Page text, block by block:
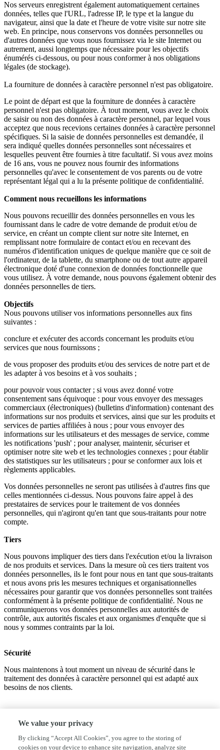
Nos serveurs enregistrent également automatiquement certaines
données, telles que l'URL, l'adresse IP, le type et la langue du
navigateur, ainsi que la date et l'heure de votre visite sur notre site
web. En principe, nous conservons vos données personnelles ou
d'autres données que vous nous fournissez via le site Internet ou
autrement, aussi longtemps que nécessaire pour les objectifs
énumérés ci-dessous, ou pour nous conformer à nos obligations
légales (de stockage).
La fourniture de données à caractère personnel n'est pas obligatoire.
Le point de départ est que la fourniture de données à caractère
personnel n'est pas obligatoire. À tout moment, vous avez le choix
de saisir ou non des données à caractère personnel, par lequel vous
acceptez que nous recevions certaines données à caractère personnel
spécifiques. Si la saisie de données personnelles est demandée, il
sera indiqué quelles données personnelles sont nécessaires et
lesquelles peuvent être fournies à titre facultatif. Si vous avez moins
de 16 ans, vous ne pouvez nous fournir des informations
personnelles qu'avec le consentement de vos parents ou de votre
représentant légal qui a lu la présente politique de confidentialité.
Comment nous recueillons les informations
Nous pouvons recueillir des données personnelles en vous les
fournissant dans le cadre de votre demande de produit et/ou de
service, en créant un compte client sur notre site Internet, en
remplissant notre formulaire de contact et/ou en recevant des
numéros d'identification uniques de quelque manière que ce soit de
l'ordinateur, de la tablette, du smartphone ou de tout autre appareil
électronique doté d'une connexion de données fonctionnelle que
vous utilisez. À votre demande, nous pouvons également obtenir des
données personnelles de tiers.
Objectifs
Nous pouvons utiliser vos informations personnelles aux fins
suivantes :
conclure et exécuter des accords concernant les produits et/ou
services que nous fournissons ;
de vous proposer des produits et/ou des services de notre part et de
les adapter à vos besoins et à vos souhaits ;
pour pouvoir vous contacter ; si vous avez donné votre
consentement sans équivoque : pour vous envoyer des messages
commerciaux (électroniques) (bulletins d'information) contenant des
informations sur nos produits et services, ainsi que sur les produits et
services de parties affiliées à nous ; pour vous envoyer des
informations sur les utilisateurs et des messages de service, comme
les notifications 'push' ; pour analyser, maintenir, sécuriser et
optimiser notre site web et les technologies connexes ; pour établir
des statistiques sur les utilisateurs ; pour se conformer aux lois et
règlements applicables.
Vos données personnelles ne seront pas utilisées à d'autres fins que
celles mentionnées ci-dessus. Nous pouvons faire appel à des
prestataires de services pour le traitement de vos données
personnelles, qui n'agiront qu'en tant que sous-traitants pour notre
compte.
Tiers
Nous pouvons impliquer des tiers dans l'exécution et/ou la livraison
de nos produits et services. Dans la mesure où ces tiers traitent vos
données personnelles, ils le font pour nous en tant que sous-traitants
et nous avons pris les mesures techniques et organisationnelles
nécessaires pour garantir que vos données personnelles sont traitées
conformément à la présente politique de confidentialité. Nous ne
communiquerons vos données personnelles aux autorités de
contrôle, aux autorités fiscales et aux organismes d'enquête que si
nous y sommes contraints par la loi.
Sécurité
Nous maintenons à tout moment un niveau de sécurité dans le
traitement des données à caractère personnel qui est adapté aux
besoins de nos clients.
We value your privacy
By clicking “Accept All Cookies”, you agree to the storing of
cookies on your device to enhance site navigation, analyze site